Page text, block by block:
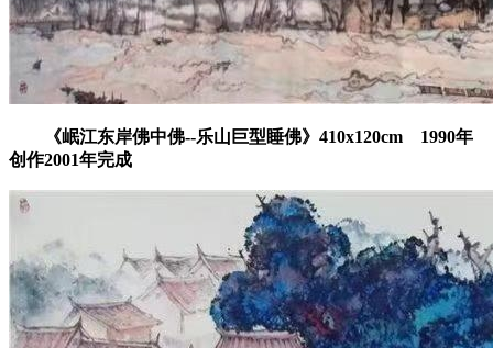
《岷江东岸佛中佛--乐山巨型睡佛》410x120cm
1990年
创作2001年完成